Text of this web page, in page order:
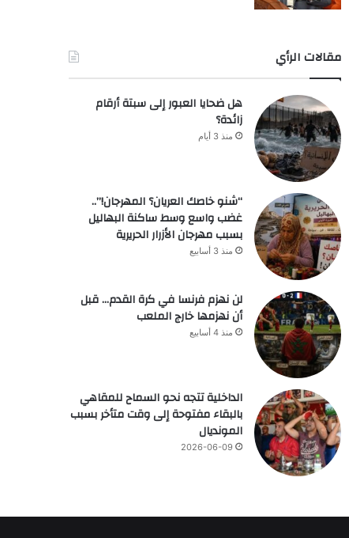
مقالات الرأي
هل ضحايا العبور إلى سبتة أرقام
زائدة؟
منذ 3 أيام
“شنو خاصك العريان؟ المهرجان!”..
غضب واسع وسط ساكنة البهاليل
بسبب مهرجان الأزرار الحريرية
منذ 3 أسابيع
لن نهزم فرنسا في كرة القدم… قبل
أن نهزمها خارج الملعب
منذ 4 أسابيع
الداخلية تتجه نحو السماح للمقاهي
بالبقاء مفتوحة إلى وقت متأخر بسبب
المونديال
2026-06-09